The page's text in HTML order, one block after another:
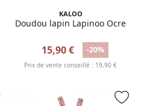
KALOO
Doudou lapin Lapinoo Ocre
15,90 € -20%
Prix de vente conseillé : 19,90 €